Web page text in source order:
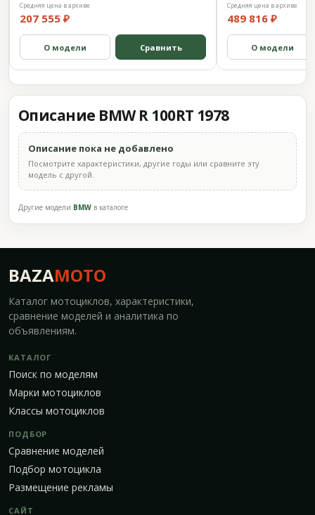
Средняя цена в архиве
207 555 ₽
О модели Сравнить
Средняя цена в архиве
489 816 ₽
О модели
Описание BMW R 100RT 1978
Описание пока не добавлено
Посмотрите характеристики, другие годы или сравните эту
модель с другой.
Другие модели BMW в каталоге
BAZAMOTO
Каталог мотоциклов, характеристики,
сравнение моделей и аналитика по
объявлениям.
КАТАЛОГ
Поиск по моделям
Марки мотоциклов
Классы мотоциклов
ПОДБОР
Сравнение моделей
Подбор мотоцикла
Размещение рекламы
САЙТ